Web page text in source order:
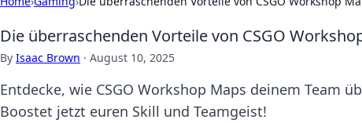
Die überraschenden Vorteile von CSGO
By Isaac Brown · August 10, 2025
Entdecke, wie CSGO Workshop Maps deinem Team
Boostet jetzt euren Skill und Teamgeist!